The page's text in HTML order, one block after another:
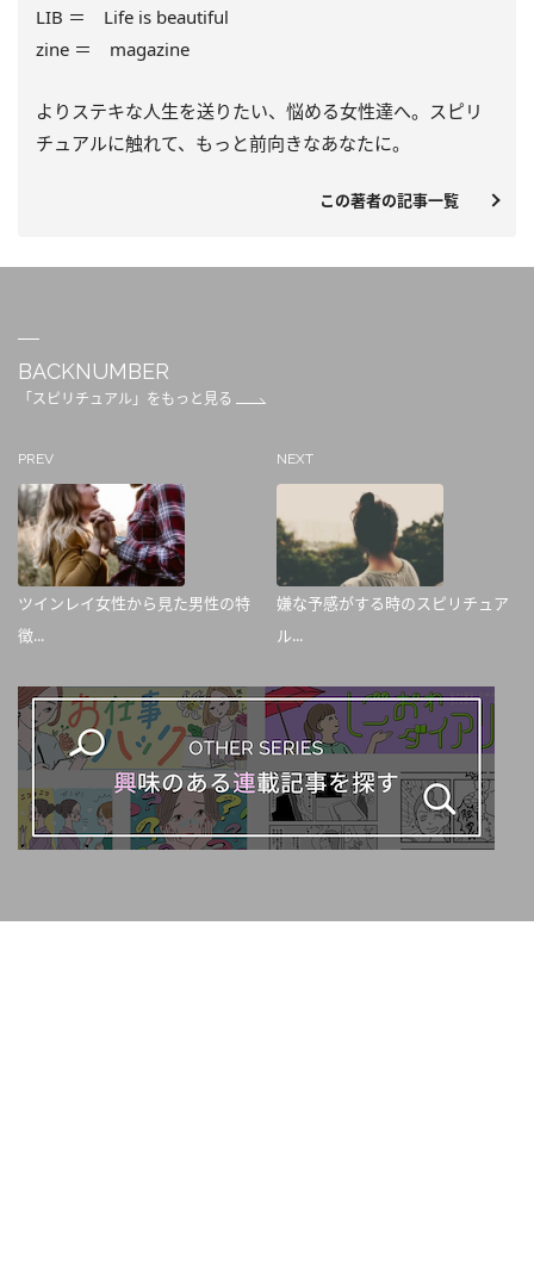
LIB ＝ Life is beautiful
zine ＝ magazine
よりステキな人生を送りたい、悩める女性達へ。スピリ
チュアルに触れて、もっと前向きなあなたに。
この著者の記事一覧
BACKNUMBER
「スピリチュアル」をもっと見る
PREV
ツインレイ女性から見た男性の特
徴...
NEXT
嫌な予感がする時のスピリチュア
ル...